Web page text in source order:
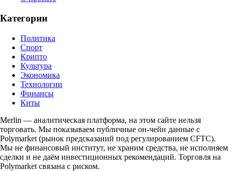
Категории
Политика
Спорт
Крипто
Культура
Экономика
Технологии
Финансы
Киты
Merlin — аналитическая платформа, на этом сайте нельзя
торговать. Мы показываем публичные он-чейн данные с
Polymarket (рынок предсказаний под регулированием CFTC).
Мы не финансовый институт, не храним средства, не исполняем
сделки и не даём инвестиционных рекомендаций. Торговля на
Polymarket связана с риском.